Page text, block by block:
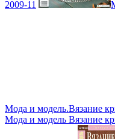
2009-11
Мода и модель.Вязание
Мода и модель Вязание